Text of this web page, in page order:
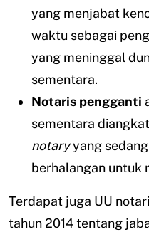
yang menjabat
waktu sebagai
yang meninggal
sementara.
Notaris pengganti
sementara
notaryyang
berhalangan untuk
Terdapat juga UU
tahun 2014 tentang